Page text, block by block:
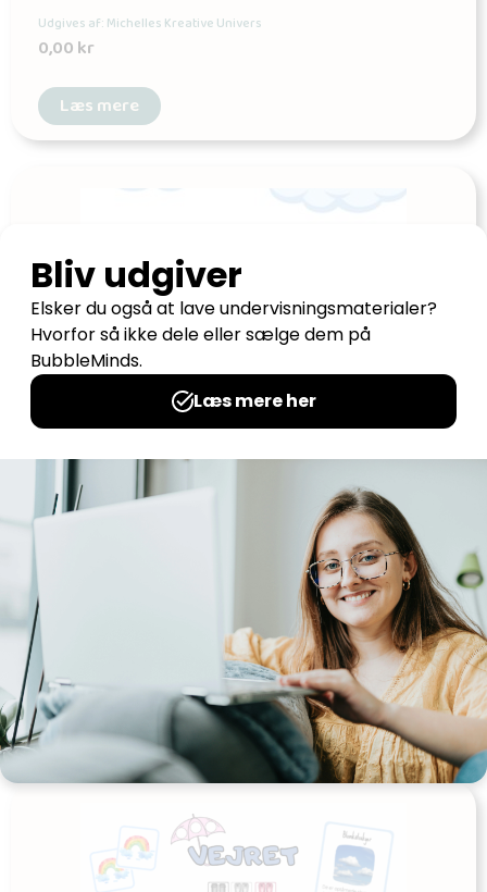
Udgives af: Michelles Kreative Univers
0,00kr
Læs mere
Udgives af: Michelles Kreative Univers
12,00
Tilføj til kurv